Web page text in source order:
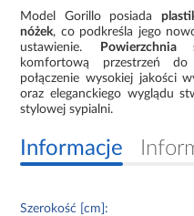
Model Gorillo posiada
nóżek, co podkreśla jego
ustawienie.
komfortową przestrzeń
połączenie wysokiej jakości
oraz eleganckiego wyglądu
stylowej sypialni.
Informacje
Szerokość [cm]: